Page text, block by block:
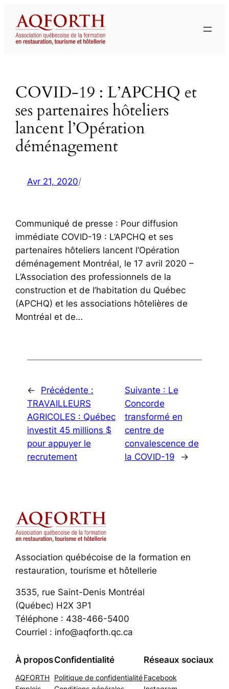
contenu
COVID-19 : L’APCHQ et
ses partenaires hôteliers
lancent l’Opération
déménagement
Avr 21, 2020/
Communiqué de presse : Pour diffusion
immédiate COVID-19 : L’APCHQ et ses
partenaires hôteliers lancent l’Opération
déménagement Montréal, le 17 avril 2020 –
L’Association des professionnels de la
construction et de l’habitation du Québec
(APCHQ) et les associations hôtelières de
Montréal et de…
←
Précédente :
TRAVAILLEURS
AGRICOLES : Québec
investit 45 millions $
pour appuyer le
recrutement
Suivante : Le
Concorde
transformé en
centre de
convalescence de
la COVID-19
→
Association québécoise de la formation en
restauration, tourisme et hôtellerie
3535, rue Saint-Denis Montréal
(Québec) H2X 3P1
Téléphone : 438-466-5400
Courriel : info@aqforth.qc.ca
À propos
AQFORTH
Confidentialité
Politique de confidentialité
Réseaux sociaux
Facebook